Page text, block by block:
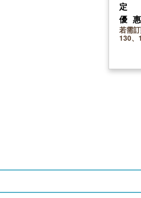
定
優
若需
130、